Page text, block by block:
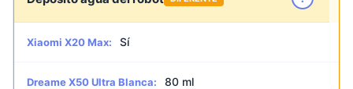
Xiaomi X20 Max: Sí
Dreame X50 Ultra Blanca: 80 ml